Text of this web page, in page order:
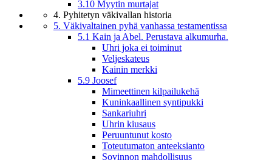
3.10 Myytin murtajat
4. Pyhitetyn väkivallan historia
5. Väkivaltainen pyhä vanhassa testamentissa
5.1 Kain ja Abel. Perustava alkumurha.
Uhri joka ei toiminut
Veljeskateus
Kainin merkki
5.9 Joosef
Mimeettinen kilpailukehä
Kuninkaallinen syntipukki
Sankariuhri
Uhrin kiusaus
Peruuntunut kosto
Toteutumaton anteeksianto
Sovinnon mahdollisuus